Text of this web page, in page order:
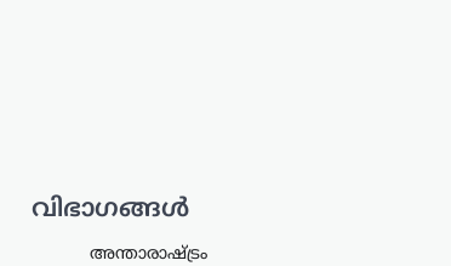
വിഭാഗങ്ങൾ
അന്താരാഷ്ട്രം